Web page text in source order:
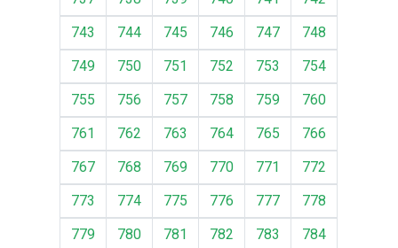
743
744 745 746 747
748
749
750 751 752 753
754
755
756 757 758 759
760
761
762 763 764 765
766
767
768 769 770 771
772
773
774 775 776 777
778
779
780 781 782 783 784